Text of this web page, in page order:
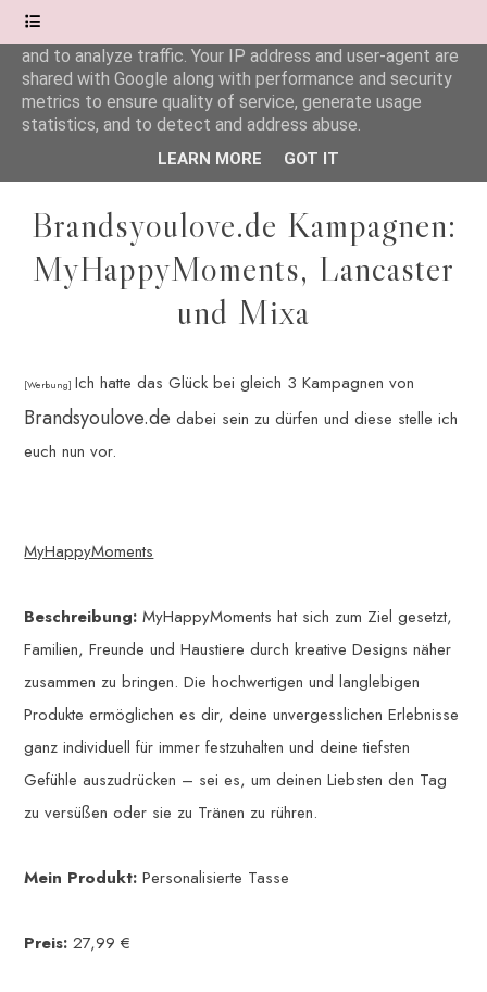
Wonderful.Moments
Brandsyoulove.de Kampagnen:
MyHappyMoments, Lancaster
und Mixa
[Werbung] Ich hatte das Glück bei gleich 3Kampagnen von
Brandsyoulove.de dabei sein zu dürfen und diese stelle ich
euch nun vor.
MyHappyMoments
Beschreibung: MyHappyMoments hat sich zum Ziel gesetzt,
Familien, Freunde und Haustiere durch kreative Designs näher
zusammen zu bringen. Die hochwertigen und langlebigen
Produkte ermöglichen es dir, deine unvergesslichen Erlebnisse
ganz individuell für immer festzuhalten und deine tiefsten
Gefühle auszudrücken – sei es, um deinen Liebsten den Tag
zu versüßen oder sie zu Tränen zu rühren.
Mein Produkt:Personalisierte Tasse
Preis: 27,99 €
This site uses cookies from Google to deliver its services
and to analyze traffic. Your IP address and user-agent are
shared with Google along with performance and security
metrics to ensure quality of service, generate usage
statistics, and to detect and address abuse.
LEARN MORE GOT IT